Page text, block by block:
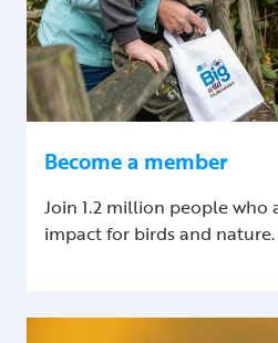
Become a member
Join 1.2 million people who
impact for birds and nature.